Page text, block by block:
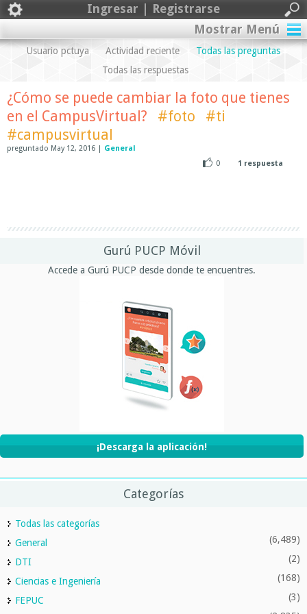
Ingresar | Registrarse
Mostrar Menú
Usuario pctuya Actividad reciente
Todas las preguntas
Todas las respuestas
¿Cómo se puede cambiar la foto que tienes
en el CampusVirtual?
#foto
#ti
#campusvirtual
preguntado May 12, 2016 | General
0
1 respuesta
Gurú PUCP Móvil
Accede a Gurú PUCP desde donde te encuentres.
¡Descarga la aplicación!
Categorías
Todas las categorías
General
(6,489)
DTI (2)
Ciencias e Ingeniería (168)
FEPUC (3)